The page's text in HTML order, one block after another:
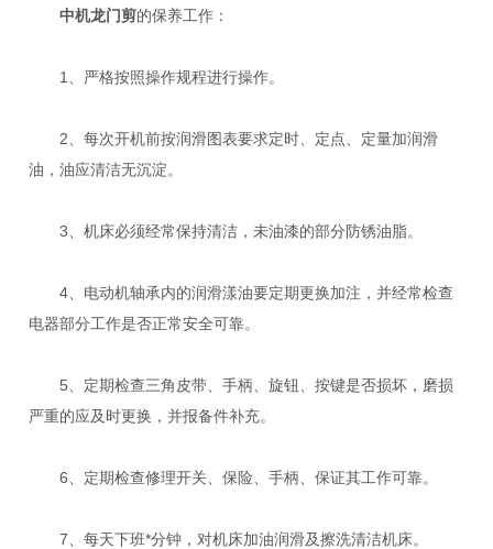
中机龙门剪的保养工作：
1、严格按照操作规程进行操作。
2、每次开机前按润滑图表要求定时、定点、定量加润滑
油，油应清洁无沉淀。
3、机床必须经常保持清洁，未油漆的部分防锈油脂。
4、电动机轴承内的润滑漾油要定期更换加注，并经常检查
电器部分工作是否正常安全可靠。
5、定期检查三角皮带、手柄、旋钮、按键是否损坏，磨损
严重的应及时更换，并报备件补充。
6、定期检查修理开关、保险、手柄、保证其工作可靠。
7、每天下班*分钟，对机床加油润滑及擦洗清洁机床。